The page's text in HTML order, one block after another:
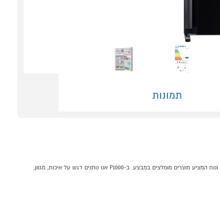
תמונות
מקרר 588 ליטר מקפיא עליון דגם SHARP SJ-5778BK שארפ קונים אונליין בקטגוריית מקרר מקפיא עליון במחלקת מקררים ומקפיאים בP1000 - אתר קניות ישראלי בטוח, משתלם ונוח המציע מוצרים מומלצים במבצע. ב-P1000 אנו נותנים דגש על איכות, מגוון,